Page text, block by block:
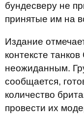
бундесверу не
принятые им на
Издание
контексте
неожиданным.
сообщается,
количество
провести их